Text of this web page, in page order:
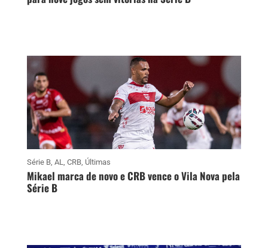
Série B, AL, CRB, Últimas
Mikael marca de novo e CRB vence o Vila Nova pela
Série B